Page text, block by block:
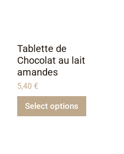
Tablette de
Chocolat au lait
amandes
5,40 €
Select options